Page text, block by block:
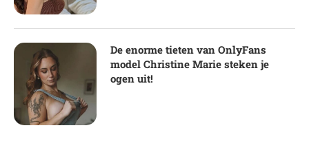
De enorme tieten van OnlyFans
model Christine Marie steken je
ogen uit!